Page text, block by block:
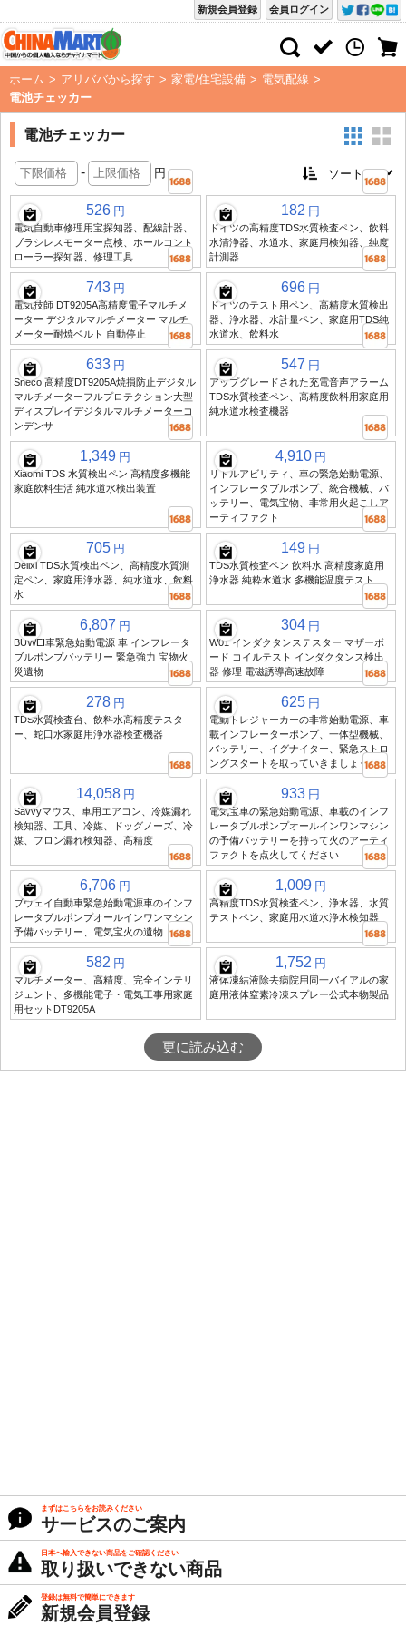
会員ログイン
新規会員登録
ホーム > アリババから探す > 家電/住宅設備 > 電気配線 >
電池チェッカー
電池チェッカー
- 円
526 円
電気自動車修理用宝探知器、配線計器、
ブラシレスモーター点検、ホールコント
ローラー探知器、修理工具
182 円
ドイツの高精度TDS水質検査ペン、飲料
水清浄器、水道水、家庭用検知器、純度
計測器
743 円
電気技師 DT9205A高精度電子マルチメ
ーター デジタルマルチメーター マルチ
メーター耐焼ベルト 自動停止
696 円
ドイツのテスト用ペン、高精度水質検出
器、浄水器、水計量ペン、家庭用TDS純
水道水、飲料水
633 円
Sneco 高精度DT9205A焼損防止デジタル
マルチメーターフルプロテクション大型
ディスプレイデジタルマルチメーターコ
ンデンサ
547 円
アップグレードされた充電音声アラーム
TDS水質検査ペン、高精度飲料用家庭用
純水道水検査機器
1,349 円
Xiaomi TDS 水質検出ペン 高精度多機能
家庭飲料生活 純水道水検出装置
4,910 円
リトルアビリティ、車の緊急始動電源、
インフレータブルポンプ、統合機械、バ
ッテリー、電気宝物、非常用火起こしア
ーティファクト
705 円
Delixi TDS水質検出ペン、高精度水質測
定ペン、家庭用浄水器、純水道水、飲料
水
149 円
TDS水質検査ペン 飲料水 高精度家庭用
浄水器 純粋水道水 多機能温度テスト
6,807 円
BUWEI車緊急始動電源 車 インフレータ
ブルポンプバッテリー 緊急強力 宝物火
災遺物
304 円
W01 インダクタンステスター マザーボ
ード コイルテスト インダクタンス検出
器 修理 電磁誘導高速故障
278 円
TDS水質検査台、飲料水高精度テスタ
ー、蛇口水家庭用浄水器検査機器
625 円
電動トレジャーカーの非常始動電源、車
載インフレーターポンプ、一体型機械、
バッテリー、イグナイター、緊急ストロ
ングスタートを取っていきましょう
14,058 円
Savvyマウス、車用エアコン、冷媒漏れ
検知器、工具、冷媒、ドッグノーズ、冷
媒、フロン漏れ検知器、高精度
933 円
電気宝車の緊急始動電源、車載のインフ
レータブルポンプオールインワンマシン
の予備バッテリーを持って火のアーティ
ファクトを点火してください
6,706 円
ブウェイ自動車緊急始動電源車のインフ
レータブルポンプオールインワンマシン
予備バッテリー、電気宝火の遺物
1,009 円
高精度TDS水質検査ペン、浄水器、水質
テストペン、家庭用水道水浄水検知器
582 円
マルチメーター、高精度、完全インテリ
ジェント、多機能電子・電気工事用家庭
用セットDT9205A
1,752 円
液体凍結液除去病院用同一バイアルの家
庭用液体窒素冷凍スプレー公式本物製品
更に読み込む
まずはこちらをお読みください
サービスのご案内
日本へ輸入できない商品をご確認ください
取り扱いできない商品
登録は無料で簡単にできます
新規会員登録